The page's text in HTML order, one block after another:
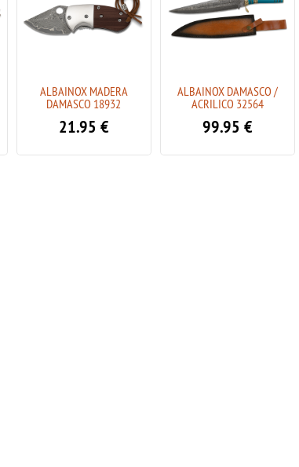
ALBAINOX MADERA
DAMASCO 18932
21.95 €
ALBAINOX DAMASCO /
ACRILICO 32564
99.95 €